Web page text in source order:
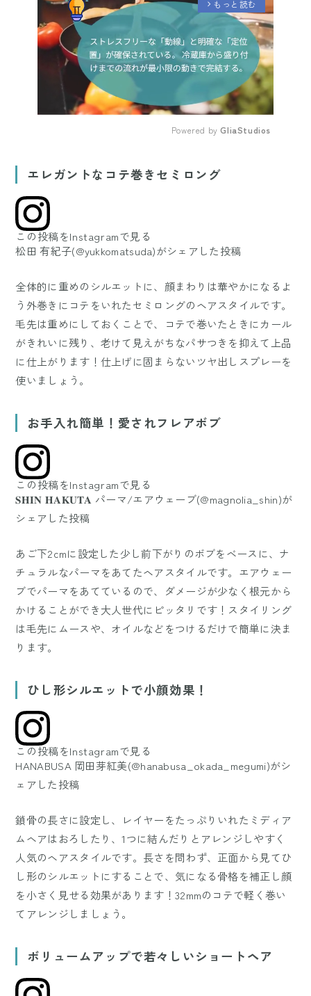
arrow_forward_ios もっと読む
Powered by GliaStudios
エレガントなコテ巻きセミロング
この投稿をInstagramで見る
松田 有紀子(@yukkomatsuda)がシェアした投稿
全体的に重めのシルエットに、顔まわりは華やかになるよ
う外巻きにコテをいれたセミロングのヘアスタイルです。
毛先は重めにしておくことで、コテで巻いたときにカール
がきれいに残り、老けて見えがちなパサつきを抑えて上品
に仕上がります！仕上げに固まらないツヤ出しスプレーを
使いましょう。
お手入れ簡単！愛されフレアボブ
この投稿をInstagramで見る
𝐒𝐇𝐈𝐍 𝐇𝐀𝐊𝐔𝐓𝐀 パーマ/エアウェーブ(@magnolia_shin)が
シェアした投稿
あご下2cmに設定した少し前下がりのボブをベースに、ナ
チュラルなパーマをあてたヘアスタイルです。エアウェー
ブでパーマをあてているので、ダメージが少なく根元から
かけることができ大人世代にピッタリです！スタイリング
は毛先にムースや、オイルなどをつけるだけで簡単に決ま
ります。
ひし形シルエットで小顔効果！
この投稿をInstagramで見る
HANABUSA 岡田芽紅美(@hanabusa_okada_megumi)がシ
ェアした投稿
鎖骨の長さに設定し、レイヤーをたっぷりいれたミディア
ムヘアはおろしたり、1つに結んだりとアレンジしやすく
人気のヘアスタイルです。長さを問わず、正面から見てひ
し形のシルエットにすることで、気になる骨格を補正し顔
を小さく見せる効果があります！32mmのコテで軽く巻い
てアレンジしましょう。
ボリュームアップで若々しいショートヘア